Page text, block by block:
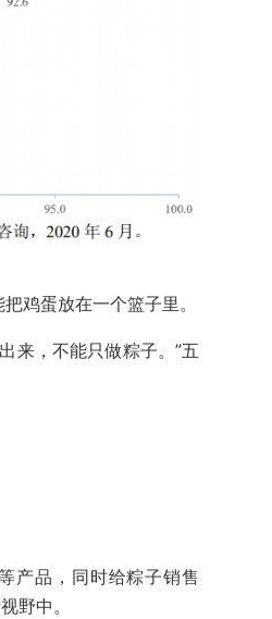
鸡蛋放在一个篮子里。
来，不能只做粽子。”五
产品，同时给粽子销售
野中。